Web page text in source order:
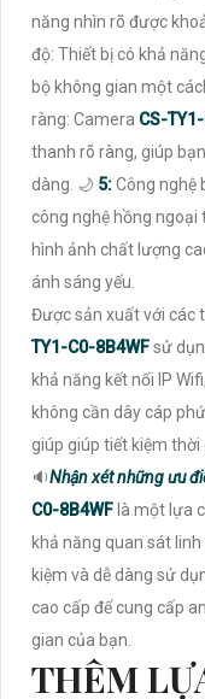
năng nhìn rõ được
độ: Thiết bị có khả
bộ không gian một
ràng: Camera CS-
thanh rõ ràng, giúp
dàng. 🌙 5:Công nghệ
công nghệ hồng
hình ảnh chất lượng
ánh sáng yếu.
Được sản xuất với các
TY1-C0-8B4WFsử
khả năng kết nối IP
không cần dây cáp
giúp giúp tiết kiệm thời
🔉Nhận xét những ưu
C0-8B4WF là một lựa
khả năng quan sát
kiệm và dễ dàng sử
cao cấp để cung cấp
gian của bạn.
THÊM